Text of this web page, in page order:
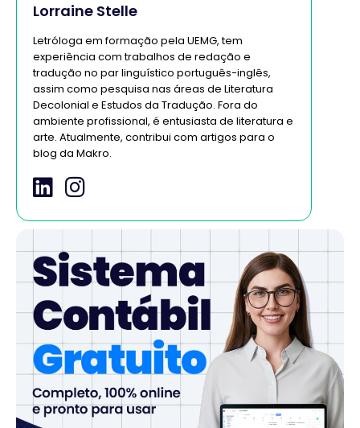
Lorraine Stelle
Letróloga em formação pela UEMG, tem
experiência com trabalhos de redação e
tradução no par linguístico português-inglês,
assim como pesquisa nas áreas de Literatura
Decolonial e Estudos da Tradução. Fora do
ambiente profissional, é entusiasta de literatura e
arte. Atualmente, contribui com artigos para o
blog da Makro.